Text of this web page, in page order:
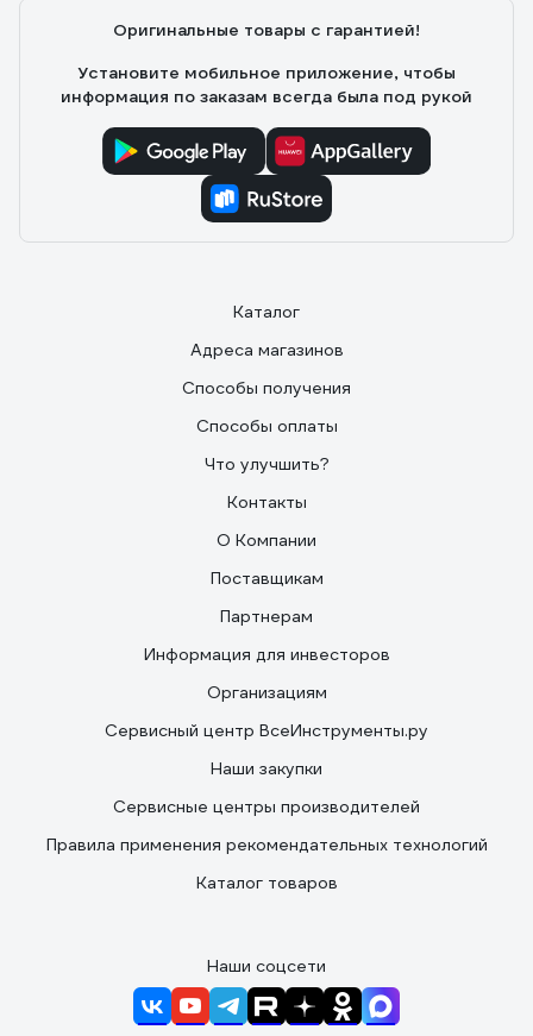
Оригинальные товары с гарантией!
Установите мобильное приложение, чтобы
информация по заказам всегда была под рукой
Каталог
Адреса магазинов
Способы получения
Способы оплаты
Что улучшить?
Контакты
О Компании
Поставщикам
Партнерам
Информация для инвесторов
Организациям
Сервисный центр ВсеИнструменты.ру
Наши закупки
Сервисные центры производителей
Правила применения рекомендательных технологий
Каталог товаров
Наши соцсети